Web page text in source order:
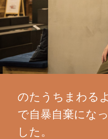
のたうちまわる
で自暴自棄にな
した。